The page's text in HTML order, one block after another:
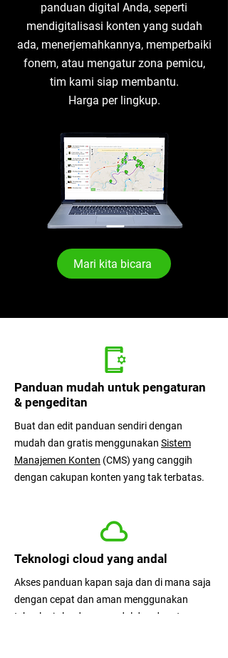
panduan digital Anda, seperti
mendigitalisasi konten yang sudah
ada, menerjemahkannya, memperbaiki
fonem, atau mengatur zona pemicu,
tim kami siap membantu.
Harga per lingkup.
Mari kita bicara
Panduan mudah untuk pengaturan
& pengeditan
Buat dan edit panduan sendiri dengan
mudah dan gratis menggunakan Sistem
Manajemen Konten (CMS) yang canggih
dengan cakupan konten yang tak terbatas.
Teknologi cloud yang andal
Akses panduan kapan saja dan di mana saja
dengan cepat dan aman menggunakan
teknologi cloud yang andal dan dapat